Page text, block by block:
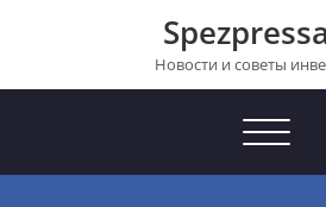
Новости и советы
Toggle